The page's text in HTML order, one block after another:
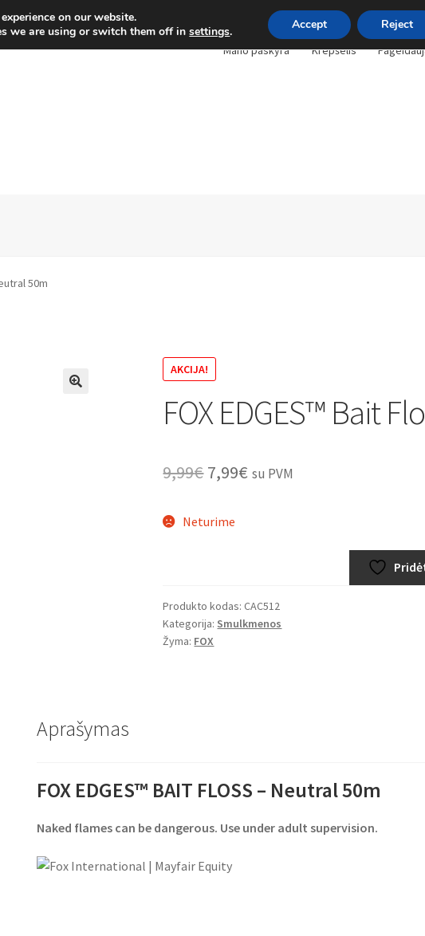
Mano paskyra Krepšelis
50m
AKCIJA!
FOX EDGES™ Bait
9,99€Original
was:
7,99€ Current
su PVM
Neturime
Produkto kodas:CAC512
Kategorija: Smulkmenos
Žyma: FOX
Aprašymas
FOX EDGES™ BAIT FLOSS – Neutral 50m
Naked flames can be dangerous. Use under adult supervision.
on our website.
we are using or switch them off insettings. Accept Reject